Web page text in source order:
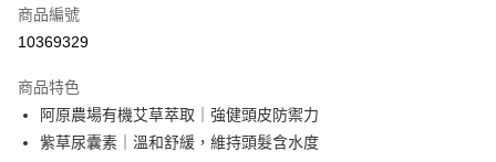
LINE Pay
街口支付
悠遊付
商品編號
10369329
商品特色
阿原農場有機艾草萃取｜強健頭皮防禦力
紫草尿囊素｜溫和舒緩，維持頭髮含水度